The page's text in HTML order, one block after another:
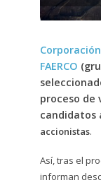
FAERCO
proceso de
candidatos
accionistas.
Así, tras el
informan